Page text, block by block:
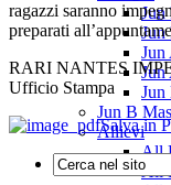
Jun
Jun
Jun
Jun
Jun
Jun B
Allievi
All
All
ragazzi saranno
preparati
RARI NANTES
Ufficio Stampa
Salva in